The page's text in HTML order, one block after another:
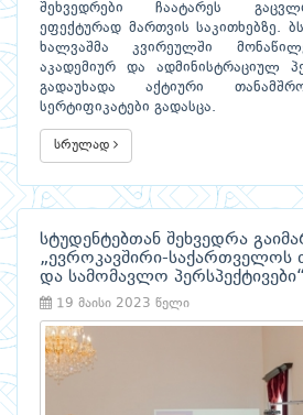
შეხვედრები ჩაატარეს
ეფექტურად მართვის საკითხებზე.
ხალვაშმა კვირეულში
აკადემიურ და ადმინისტრაციულ
გადაუხადა აქტიური
სერტიფიკატები გადასცა.
სრულად
სტუდენტებთან შეხვედრა
„ევროკავშირი-
და სამომავლო პერსპექტივები“
19 მაისი 2023 წელი